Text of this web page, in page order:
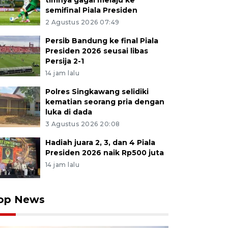
semifinal Piala Presiden
2 Agustus 2026 07:49
Persib Bandung ke final Piala
Presiden 2026 seusai libas
Persija 2-1
14 jam lalu
Polres Singkawang selidiki
kematian seorang pria dengan
luka di dada
3 Agustus 2026 20:08
Hadiah juara 2, 3, dan 4 Piala
Presiden 2026 naik Rp500 juta
14 jam lalu
News